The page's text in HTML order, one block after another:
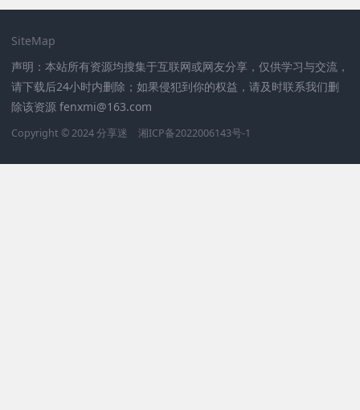
SiteMap
声明：本站所有资源均搜集于互联网或网友分享，仅供学习与交流，
请下载后24小时内删除；如果侵犯到你的权益，请及时联系我们删
除该资源 fenxmi@163.com
Copyright © 2024分享迷 湘ICP备2022006143号-1